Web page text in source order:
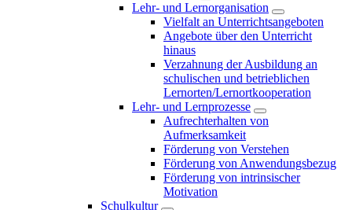
Lehr- und Lernorganisation
Vielfalt an Unterrichtsangeboten
Angebote über den Unterricht
hinaus
Verzahnung der Ausbildung an
schulischen und betrieblichen
Lernorten/Lernortkooperation
Lehr- und Lernprozesse
Aufrechterhalten von
Aufmerksamkeit
Förderung von Verstehen
Förderung von Anwendungsbezug
Förderung von intrinsischer
Motivation
Schulkultur